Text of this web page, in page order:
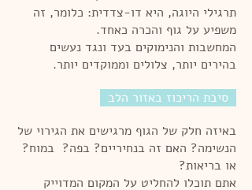
תרגילי היוגה, היא דו-צדדית: כלומר, זה
משפיע על גוף והכרה כאחד.
המחשבות והנימוקים בעד ונגד נעשים
בהירים יותר, צלולים וממוקדים יותר.
סיבת הריכוז באזור הלב
באיזה חלק של הגוף מרגישים את הגירוי של
הנשימה? האם זה בנחיריים? בפה? במוח?
או בריאות?
אתם תוכלו להחליט על המקום המדוייק